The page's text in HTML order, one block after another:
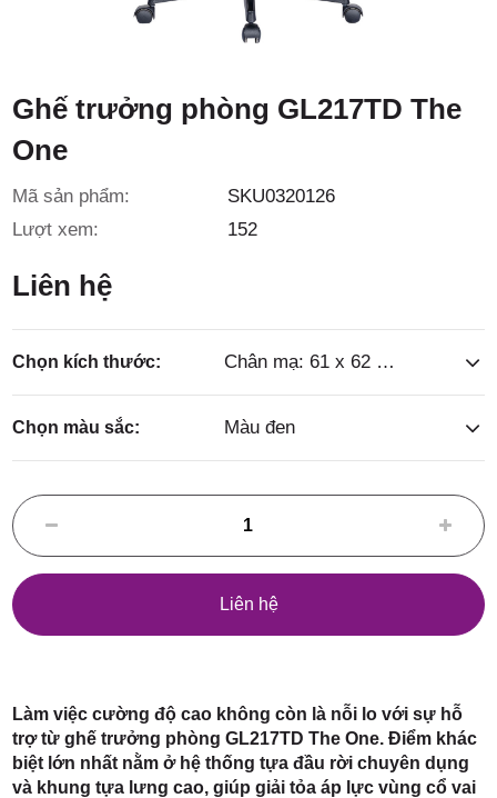
Tiền Lân,
xã Bà
Điểm,
huyện
Hóc Môn,
Ghế trưởng phòng GL217TD The
One
Mã sản phẩm:
SKU0320126
Lượt xem:
152
Liên hệ
Chọn kích thước: Chân mạ: 61 x 62 x (113.5 - 121.5)cm
Chọn màu sắc: Màu đen
Liên hệ
Làm việc cường độ cao không còn là nỗi lo với sự hỗ
trợ từ ghế trưởng phòng GL217TD The One. Điểm khác
biệt lớn nhất nằm ở hệ thống tựa đầu rời chuyên dụng
và khung tựa lưng cao, giúp giải tỏa áp lực vùng cổ vai